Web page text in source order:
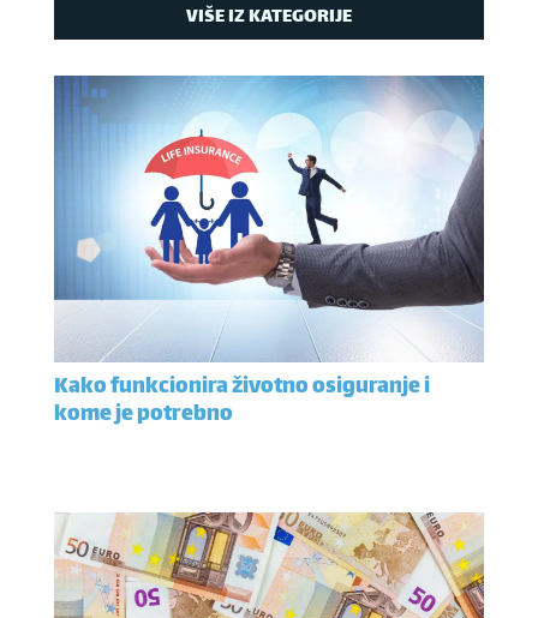
VIŠE IZ KATEGORIJE
Kako funkcionira životno osiguranje i
kome je potrebno